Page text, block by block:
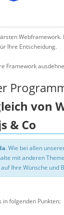
Ihre Entscheidung.
Framework
von
& Co
. Wie bei allen
mit anderen
Ihre Wünsche und
in folgenden Punkten: